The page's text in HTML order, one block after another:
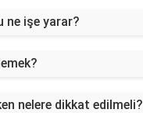
ne işe yarar?
nelere dikkat edilmeli?